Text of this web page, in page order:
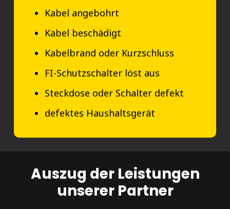
Kabel angebohrt
Kabel beschädigt
Kabelbrand oder Kurzschluss
FI-Schutzschalter löst aus
Steckdose oder Schalter defekt
defektes Haushaltsgerät
Auszug der Leistungen
unserer Partner